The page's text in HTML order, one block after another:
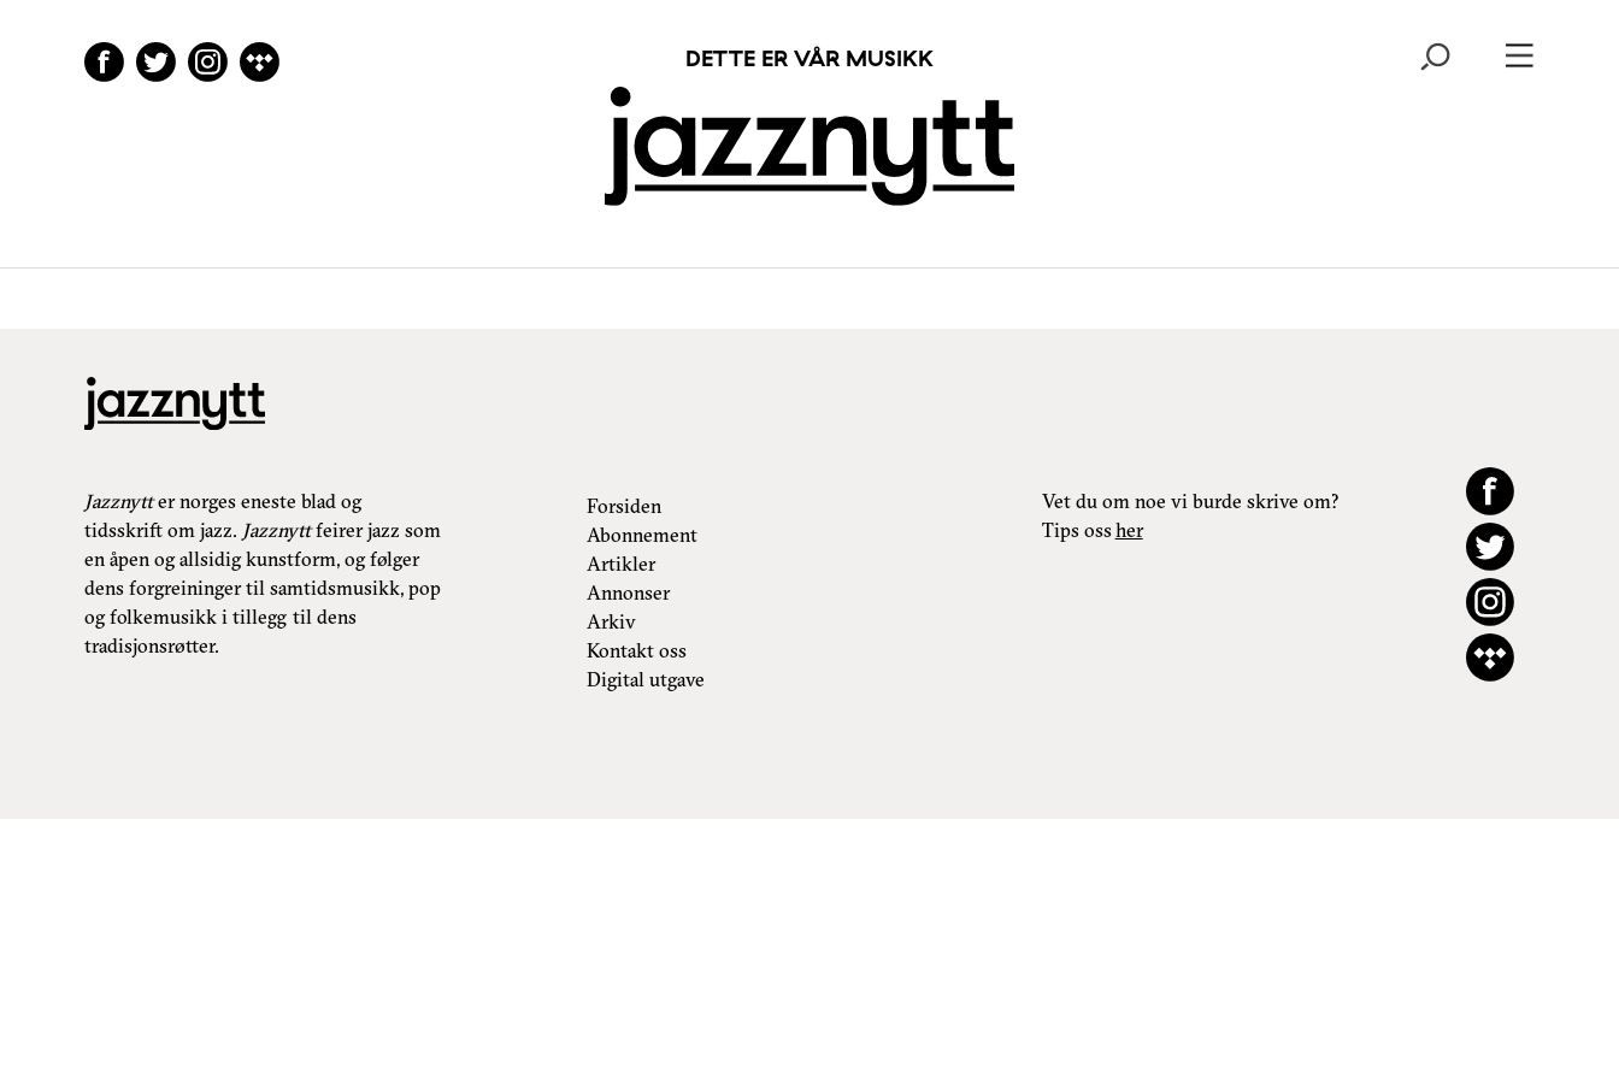
DETTE ER VÅR MUSIKK
Jazznytter norges eneste blad og
tidsskrift om jazz. Jazznyttfeirer jazz som
en åpen og allsidig kunstform, og følger
dens forgreininger til samtidsmusikk, pop
og folkemusikk i tillegg til dens
tradisjonsrøtter.
Forsiden
Abonnement
Artikler
Annonser
Arkiv
Kontakt oss
Digital utgave
Vet du om noe vi burde skrive om?
Tips ossher